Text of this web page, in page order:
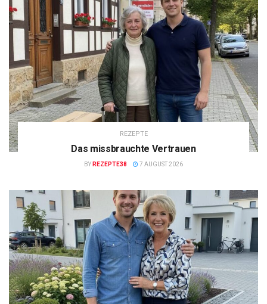
REZEPTE
Das missbrauchte Vertrauen
BY REZEPTE38 7 AUGUST 2026